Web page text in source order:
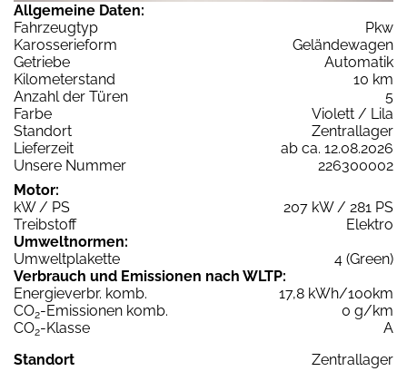
Allgemeine Daten:
Fahrzeugtyp
Pkw
Karosserieform
Geländewagen
Getriebe
Automatik
Kilometerstand
10 km
Anzahl der Türen
5
Farbe
Violett / Lila
Standort
Zentrallager
Lieferzeit
ab ca. 12.08.2026
Unsere Nummer
226300002
Motor:
kW / PS
207 kW / 281 PS
Treibstoff
Elektro
Umweltnormen:
Umweltplakette
4 (Green)
Verbrauch und Emissionen nach WLTP:
Energieverbr. komb.
17,8 kWh/100km
CO2-Emissionen komb.
0 g/km
CO2-Klasse
A
Standort
Zentrallager